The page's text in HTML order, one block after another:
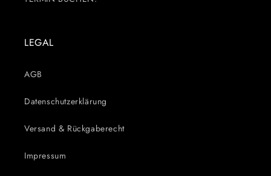
LEGAL
AGB
Datenschutzerklärung
Versand & Rückgaberecht
Impressum